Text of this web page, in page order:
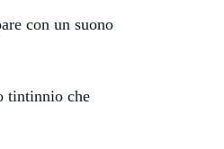
con un suono
tintinnio che